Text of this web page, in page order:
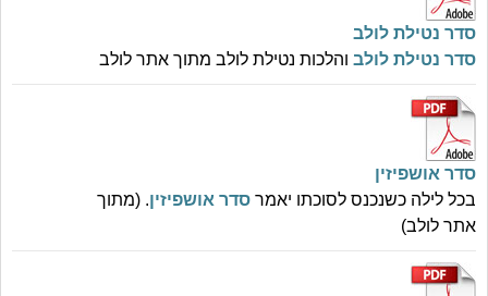
סדר נטילת לולב
סדר נטילת לולב והלכות נטילת לולב מתוך אתר לולב
סדר אושפיזין
בכל לילה כשנכנס לסוכתו יאמר סדר אושפיזין. (מתוך
אתר לולב)